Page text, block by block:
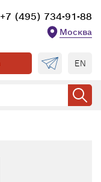
+7 (495) 734-91-88
Москва
EN